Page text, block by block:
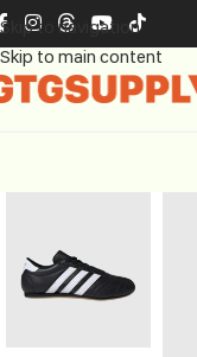
Skip to navigation
Skip to main content